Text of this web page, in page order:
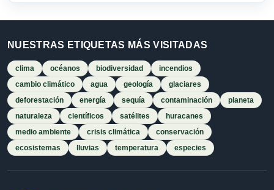
NUESTRAS ETIQUETAS MÁS VISITADAS
clima océanos biodiversidad
incendios
cambio climático
agua geología
glaciares
deforestación
energía sequía contaminación
planeta
naturaleza
científicos satélites
huracanes
medio ambiente
crisis climática
conservación
ecosistemas
lluvias temperatura especies